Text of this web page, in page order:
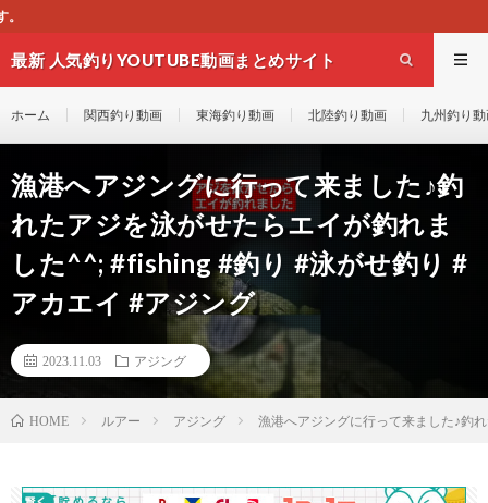
最新 人気釣りYOUTUBE動画まとめサイト
ホーム 関西釣り動画 東海釣り動画 北陸釣り動画 九州釣り
漁港へアジングに行って来ました♪釣
れたアジを泳がせたらエイが釣れま
した^^; #fishing #釣り #泳がせ釣り #
アカエイ #アジング
2023.11.03 アジング
HOME ルアー アジング 漁港へアジングに行って来ました♪釣